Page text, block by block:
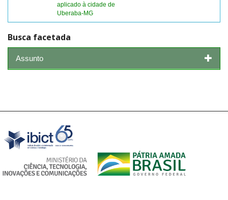
aplicado à cidade de
Uberaba-MG
Busca facetada
Assunto